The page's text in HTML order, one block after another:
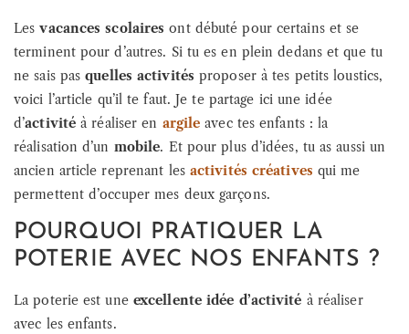
Lesvacances scolaires ont débuté pour certains et se
terminent pour d’autres. Si tu es en plein dedans et que tu
ne sais pas quelles activités proposer à tes petits loustics,
voici l’article qu’il te faut. Je te partage ici une idée
d’activitéà réaliser en argile avec tes enfants : la
réalisation d’un mobile. Et pour plus d’idées, tu as aussi un
ancien article reprenant les activités créatives qui me
permettent d’occuper mes deux garçons.
POURQUOI PRATIQUER LA
POTERIE AVEC NOS ENFANTS ?
La poterie est une excellente idée d’activité à réaliser
avec les enfants.